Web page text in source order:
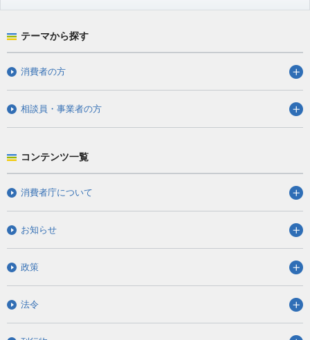
テーマから探す
消費者の方
相談員・事業者の方
コンテンツ一覧
消費者庁について
お知らせ
政策
法令